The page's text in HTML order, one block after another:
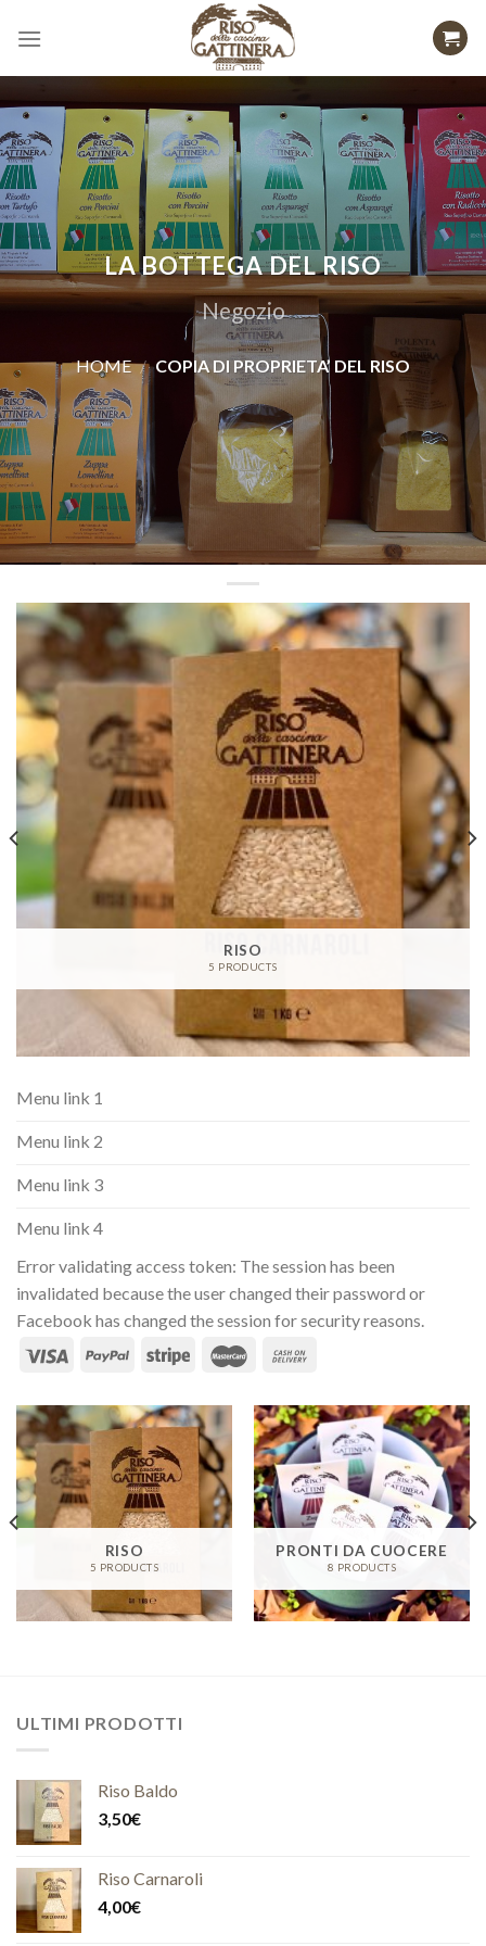
LA BOTTEGA DEL RISO
Negozio
HOME / COPIA DI PROPRIETA’ DEL RISO
RISO
5 PRODUCTS
Menu link 1
Menu link 2
Menu link 3
Menu link 4
Error validating access token: The session has been
invalidated because the user changed their password or
Facebook has changed the session for security reasons.
RISO
5 PRODUCTS
PRONTI DA CUOCERE
8 PRODUCTS
ULTIMI PRODOTTI
Riso Baldo
3,50€
Riso Carnaroli
4,00€